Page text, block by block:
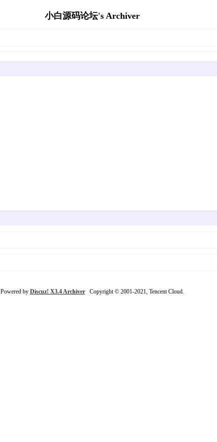
小白源码论坛's Archiver
Powered by Discuz! X3.4 ArchiverCopyright © 2001-2021, Tencent Cloud.